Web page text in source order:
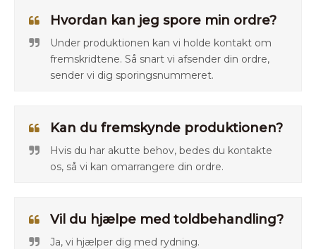
Hvordan kan jeg spore min ordre?
Under produktionen kan vi holde kontakt om
fremskridtene. Så snart vi afsender din ordre,
sender vi dig sporingsnummeret.
Kan du fremskynde produktionen?
Hvis du har akutte behov, bedes du kontakte
os, så vi kan omarrangere din ordre.
Vil du hjælpe med toldbehandling?
Ja, vi hjælper dig med rydning.